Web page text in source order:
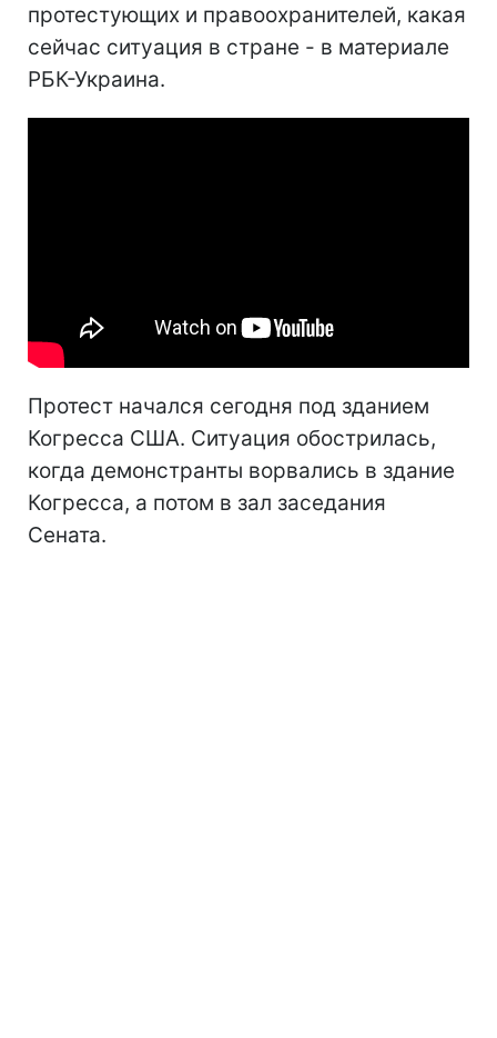
протестующих и правоохранителей, какая
сейчас ситуация в стране - в материале
РБК-Украина.
Протест начался сегодня под зданием
Когресса США. Ситуация обострилась,
когда демонстранты ворвались в здание
Когресса, а потом в зал заседания
Сената.